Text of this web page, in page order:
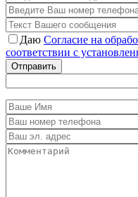
Даю Согласие на
соответствии с
Отправить